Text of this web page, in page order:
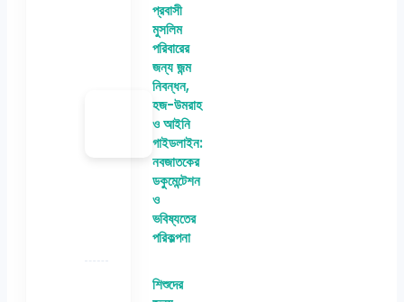
প্রবাসী
মুসলিম
পরিবারের
জন্য জন্ম
নিবন্ধন,
হজ-উমরাহ
ও আইনি
গাইডলাইন:
নবজাতকের
ডকুমেন্টেশন
ও
ভবিষ্যতের
পরিকল্পনা
শিশুদের